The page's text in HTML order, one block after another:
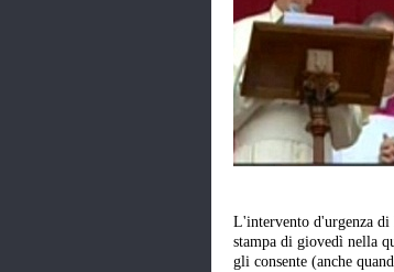
L'intervento d'urgenza
stampa di giovedì nella
gli consente (anche